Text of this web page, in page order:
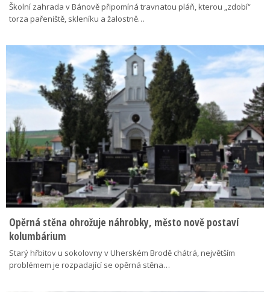
Školní zahrada v Bánově připomíná travnatou pláň, kterou „zdobí“
torza pařeniště, skleníku a žalostně…
Opěrná stěna ohrožuje náhrobky, město nově postaví
kolumbárium
Starý hřbitov u sokolovny v Uherském Brodě chátrá, největším
problémem je rozpadající se opěrná stěna…